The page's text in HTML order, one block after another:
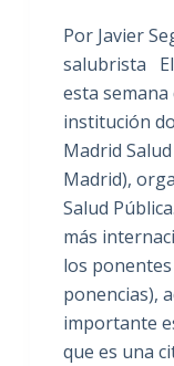
Por Javier
salubrista El
esta semana
institución
Madrid
Madrid),
Salud
más
los
ponencias),
importante
que es una